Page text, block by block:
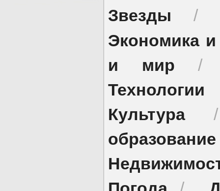
Звезды /
Экономика
и мир
Технологии
Культура
образование